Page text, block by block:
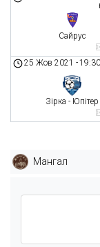
Сайрус
25 Жов 2021 -19:30
Зірка - Юпітер
Мангал